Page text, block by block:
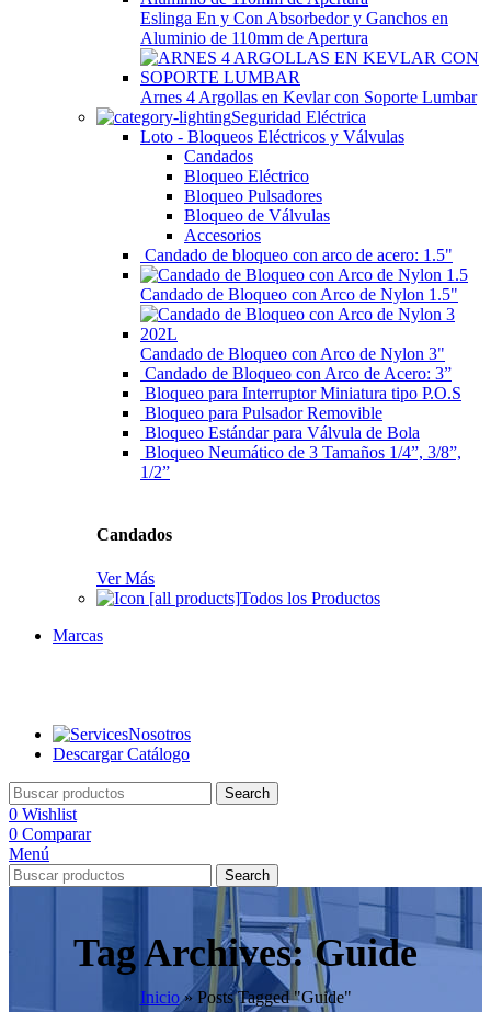
Eslinga En y Con Absorbedor y Ganchos en
Aluminio de 110mm de Apertura
Arnes 4 Argollas en Kevlar con Soporte Lumbar
Seguridad Eléctrica
Loto - Bloqueos Eléctricos y Válvulas
Candados
Bloqueo Eléctrico
Bloqueo Pulsadores
Bloqueo de Válvulas
Accesorios
Candado de bloqueo con arco de acero: 1.5"
Candado de Bloqueo con Arco de Nylon 1.5"
Candado de Bloqueo con Arco de Nylon 3"
Candado de Bloqueo con Arco de Acero: 3”
Bloqueo para Interruptor Miniatura tipo P.O.S
Bloqueo para Pulsador Removible
Bloqueo Estándar para Válvula de Bola
Bloqueo Neumático de 3 Tamaños 1/4”, 3/8”,
1/2”
Candados
Ver Más
Todos los Productos
Marcas
Nosotros
Descargar Catálogo
Search
0 Wishlist
0 Comparar
Menú
Search
Tag Archives: Guide
Inicio» Posts Tagged "Guide"